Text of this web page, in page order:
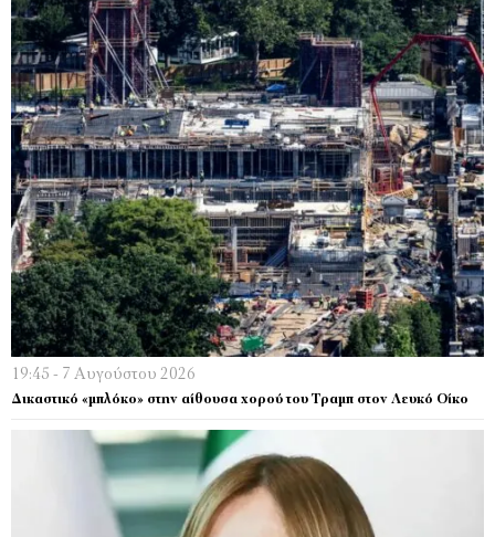
19:45 - 7 Αυγούστου 2026
Δικαστικό «μπλόκο» στην αίθουσα χορού του Τραμπ στον Λευκό Οίκο